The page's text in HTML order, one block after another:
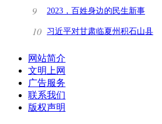
末年初看保障）
9 2023，百姓身边的民生新事
10
习近平对甘肃临夏州积石山县
网站简介
文明上网
广告服务
联系我们
版权声明